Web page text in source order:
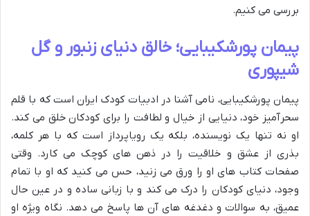
بررسی می کنیم.
پیمان پورشکیبایی؛ خالق دنیای زنبور و گل
شیپوری
پیمان پورشکیبایی، نامی آشنا در ادبیات کودک ایران است که با قلم
سحرآمیز خود، دنیایی از خیال و لطافت را برای کودکان خلق می کند.
او نه تنها یک نویسنده، بلکه یک رویاپرداز است که با هر کلمه،
بذری از عشق و خلاقیت را در ذهن های کوچک می کارد. وقتی
صفحات کتاب های او را ورق می زنید، حس می کنید که او با تمام
وجود، دنیای کودکان را درک می کند و با زبانی ساده و در عین حال
عمیق، به سوالات و دغدغه های آن ها پاسخ می دهد. نگاه ویژه او